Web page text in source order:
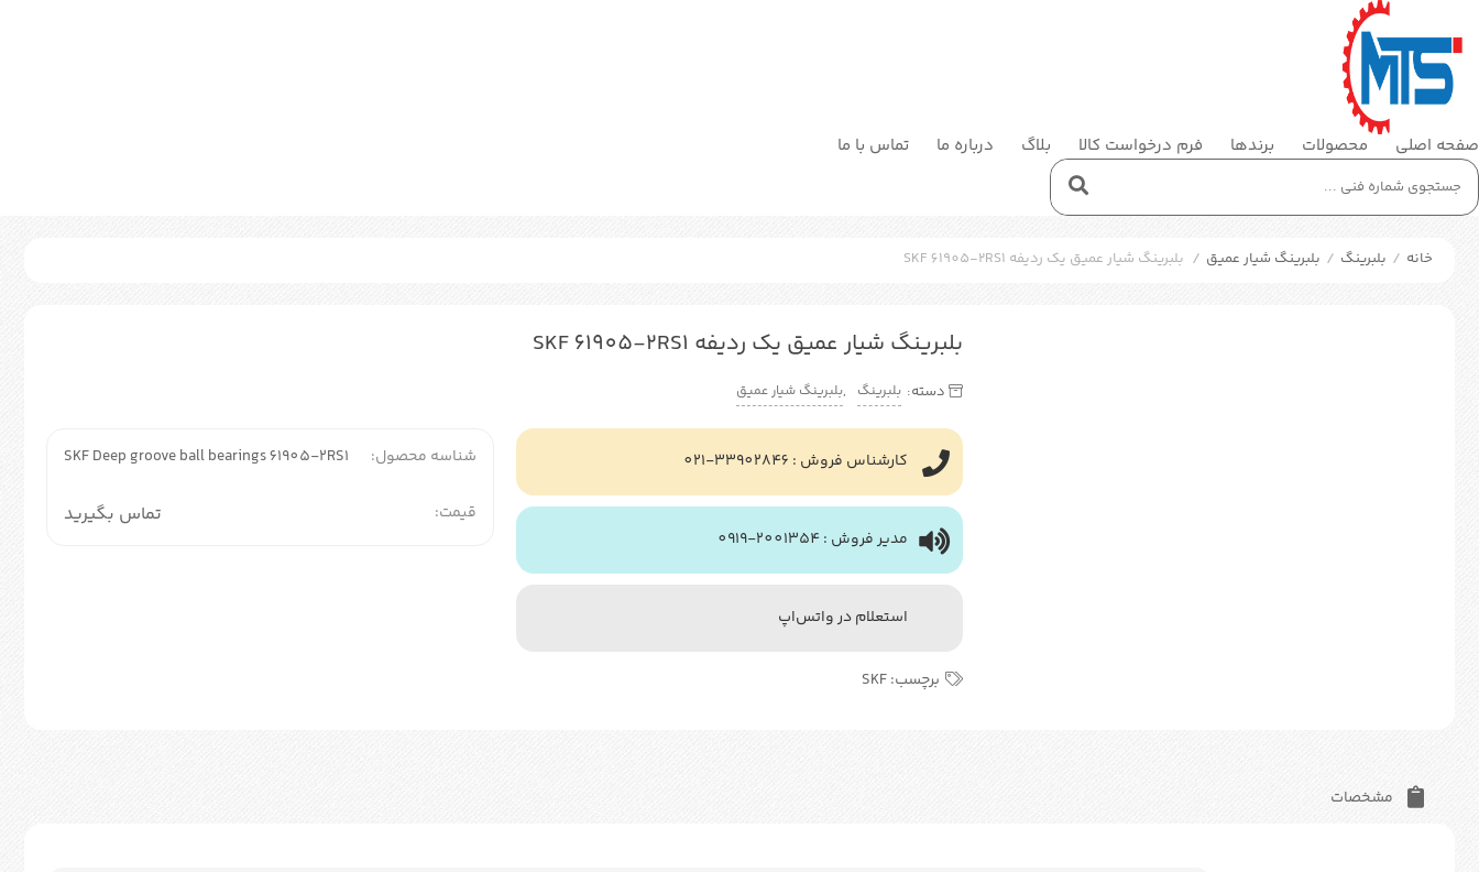
صفحه اصلی محصولات برندها فرم درخواست کالا بلاگ درباره ما تماس با ما
خانه / بلبرینگ / بلبرینگ شیار عمیق / بلبرینگ شیار عمیق یک رديفه SKF 61905-2RS1
بلبرینگ شیار عمیق یک رديفه SKF 61905-2RS1
دسته: بلبرینگ ,بلبرینگ شیار عمیق
کارشناس فروش : 33902846-021
مدیر فروش : 2001354-0919
استعلام در واتس‌اپ
برچسب:SKF
شناسه محصول: SKF Deep groove ball bearings 61905-2RS1
قیمت: تماس بگیرید
مشخصات